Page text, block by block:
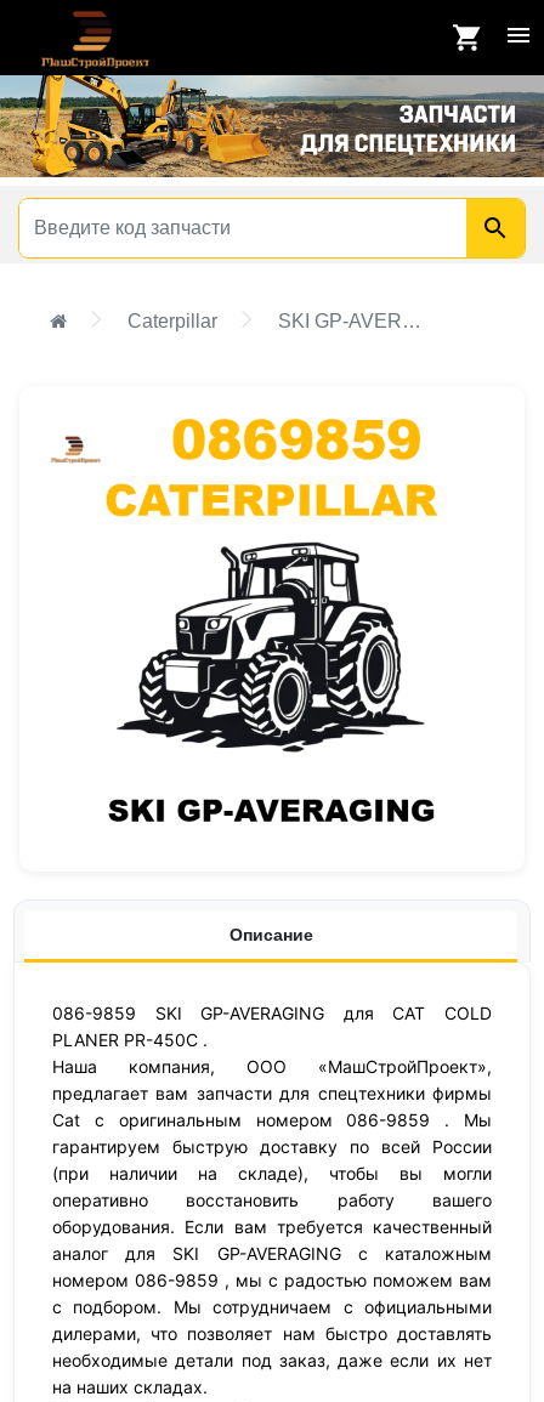
Caterpillar SKI GP-AVERAGING
Описание
086-9859 SKI GP-AVERAGING для CAT COLD
PLANER PR-450C .
Наша компания, ООО «МашСтройПроект»,
предлагает вам запчасти для спецтехники фирмы
Cat с оригинальным номером 086-9859 . Мы
гарантируем быструю доставку по всей России
(при наличии на складе), чтобы вы могли
оперативно восстановить работу вашего
оборудования. Если вам требуется качественный
аналог для SKI GP-AVERAGING с каталожным
номером 086-9859 , мы с радостью поможем вам
с подбором. Мы сотрудничаем с официальными
дилерами, что позволяет нам быстро доставлять
необходимые детали под заказ, даже если их нет
на наших складах.